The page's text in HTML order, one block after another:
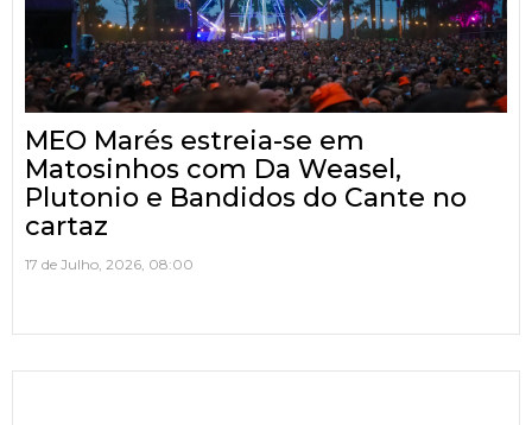
MEO Marés estreia-se em
Matosinhos com Da Weasel,
Plutonio e Bandidos do Cante no
cartaz
17 de Julho, 2026, 08:00